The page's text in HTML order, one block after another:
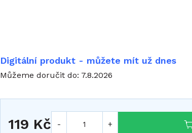
Digitální produkt - můžete mít už dnes
Můžeme doručit do: 7.8.2026
119 Kč